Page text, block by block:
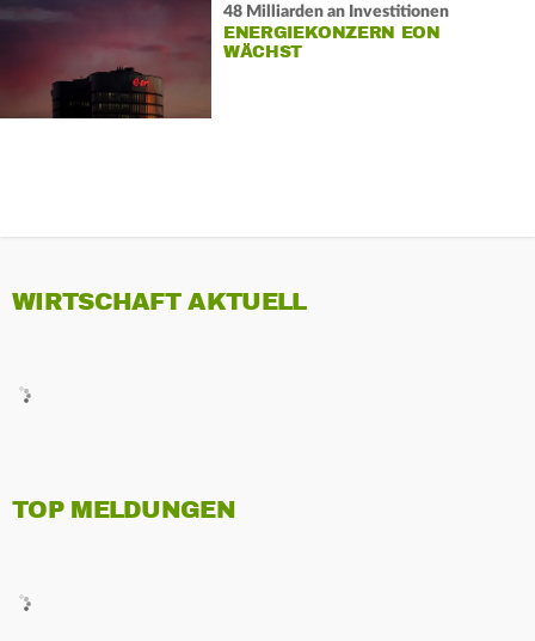
48 Milliarden an Investitionen
ENERGIEKONZERN EON
WÄCHST
WIRTSCHAFT AKTUELL
TOP MELDUNGEN